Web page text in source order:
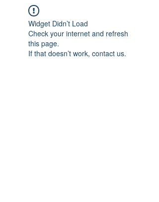
Widget Didn’t Load
Check your internet and refresh
this page.
If that doesn’t work, contact us.